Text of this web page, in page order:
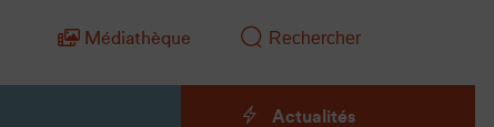
Médiathèque
Actualités